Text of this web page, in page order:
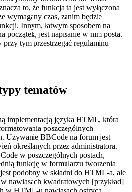
to, że funkcja ta jest wyłączona
wymagany czas, zanim będzie
Innym, łatwym sposobem na
początek, jest napisanie w nim posta.
przy tym przestrzegać regulaminu
tematów
implementacją języka HTML, która
poszczególnych
Używanie BBCode na forum jest
określanych przez administratora.
w poszczególnych postach,
funkcję w formularzu tworzenia
podobny w składni do HTML-a, ale
nawiasach kwadratowych [przykład]
w HTML-u nawiasach ostrych